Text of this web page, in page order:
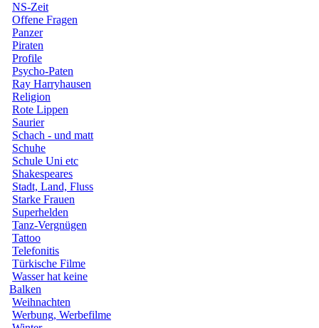
NS-Zeit
Offene Fragen
Panzer
Piraten
Profile
Psycho-Paten
Ray Harryhausen
Religion
Rote Lippen
Saurier
Schach - und matt
Schuhe
Schule Uni etc
Shakespeares
Stadt, Land, Fluss
Starke Frauen
Superhelden
Tanz-Vergnügen
Tattoo
Telefonitis
Türkische Filme
Wasser hat keine
Balken
Weihnachten
Werbung, Werbefilme